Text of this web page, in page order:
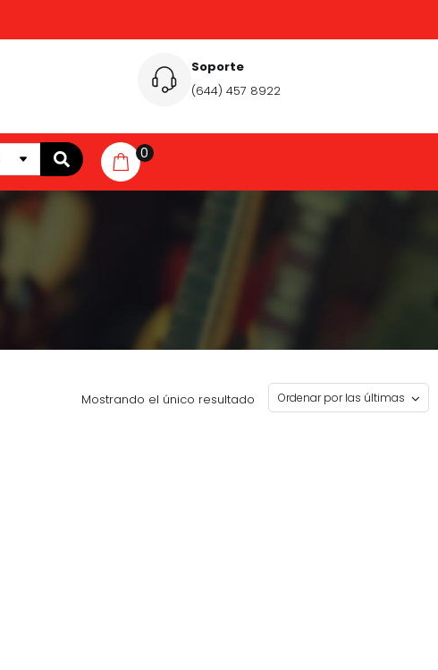
Soporte
(644) 457 8922
0
Mostrando el único resultado